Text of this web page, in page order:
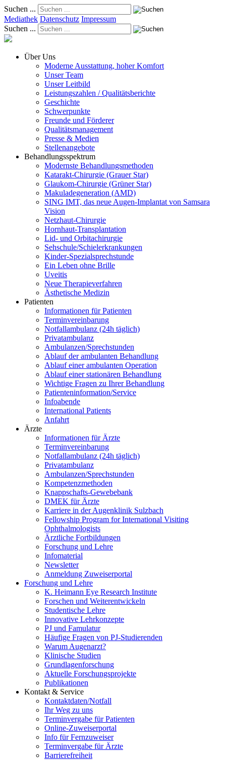
Suchen ...
Mediathek Datenschutz Impressum
Suchen ...
Über Uns
Moderne Ausstattung, hoher Komfort
Unser Team
Unser Leitbild
Leistungszahlen / Qualitätsberichte
Geschichte
Schwerpunkte
Freunde und Förderer
Qualitätsmanagement
Presse & Medien
Stellenangebote
Behandlungsspektrum
Modernste Behandlungsmethoden
Katarakt-Chirurgie (Grauer Star)
Glaukom-Chirurgie (Grüner Star)
Makuladegeneration (AMD)
SING IMT, das neue Augen-Implantat von Samsara
Vision
Netzhaut-Chirurgie
Hornhaut-Transplantation
Lid- und Orbitachirurgie
Sehschule/Schielerkrankungen
Kinder-Spezialsprechstunde
Ein Leben ohne Brille
Uveitis
Neue Therapieverfahren
Ästhetische Medizin
Patienten
Informationen für Patienten
Terminvereinbarung
Notfallambulanz (24h täglich)
Privatambulanz
Ambulanzen/Sprechstunden
Ablauf der ambulanten Behandlung
Ablauf einer ambulanten Operation
Ablauf einer stationären Behandlung
Wichtige Fragen zu Ihrer Behandlung
Patienteninformation/Service
Infoabende
International Patients
Anfahrt
Ärzte
Informationen für Ärzte
Terminvereinbarung
Notfallambulanz (24h täglich)
Privatambulanz
Ambulanzen/Sprechstunden
Kompetenzmethoden
Knappschafts-Gewebebank
DMEK für Ärzte
Karriere in der Augenklinik Sulzbach
Fellowship Program for International Visiting
Ophthalmologists
Ärztliche Fortbildungen
Forschung und Lehre
Infomaterial
Newsletter
Anmeldung Zuweiserportal
Forschung und Lehre
K. Heimann Eye Research Institute
Forschen und Weiterentwickeln
Studentische Lehre
Innovative Lehrkonzepte
PJ und Famulatur
Häufige Fragen von PJ-Studierenden
Warum Augenarzt?
Klinische Studien
Grundlagenforschung
Aktuelle Forschungsprojekte
Publikationen
Kontakt & Service
Kontaktdaten/Notfall
Ihr Weg zu uns
Terminvergabe für Patienten
Online-Zuweiserportal
Info für Fernzuweiser
Terminvergabe für Ärzte
Barrierefreiheit